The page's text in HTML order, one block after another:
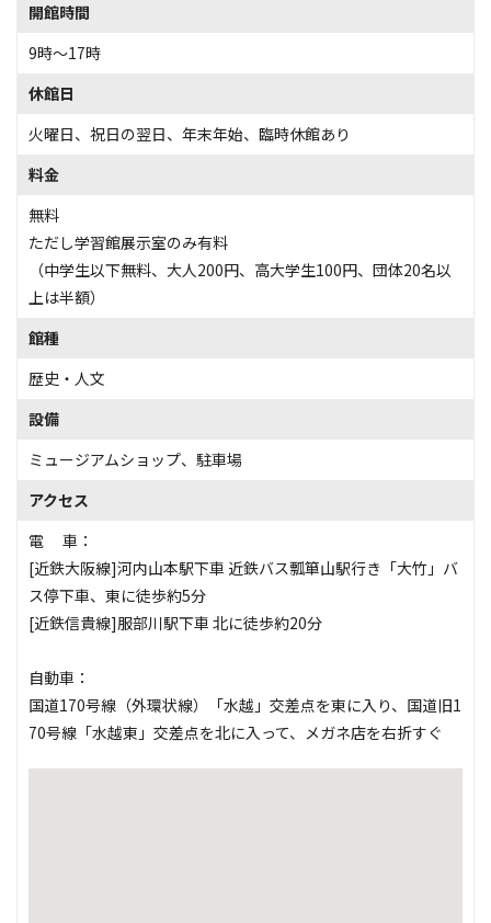
開館時間
9時～17時
休館日
火曜日、祝日の翌日、年末年始、臨時休館あり
料金
無料
ただし学習館展示室のみ有料
（中学生以下無料、大人200円、高大学生100円、団体20名以
上は半額）
館種
歴史・人文
設備
ミュージアムショップ、 駐車場
アクセス
電 車：
[近鉄大阪線]河内山本駅下車 近鉄バス瓢箪山駅行き「大竹」バ
ス停下車、東に徒歩約5分
[近鉄信貴線]服部川駅下車 北に徒歩約20分
自動車：
国道170号線（外環状線）「水越」交差点を東に入り、国道旧1
70号線「水越東」交差点を北に入って、メガネ店を右折すぐ